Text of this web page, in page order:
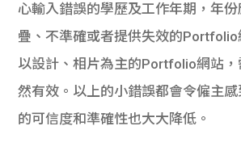
心輸入錯誤的學歷及工作年期，年
疊、不準確或者提供失效的
以設計、相片為主的Portfolio網站，
然有效。以上的小錯誤都會令僱主
的可信度和準確性也大大降低。